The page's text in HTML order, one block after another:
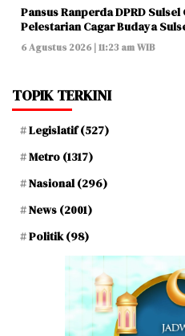
Pansus Ranperda DPRD
Pelestarian Cagar Budaya
6 Agustus 2026 | 11:23 am WIB
TOPIK TERKINI
Legislatif(527)
Metro (1317)
Nasional(296)
News (2001)
Politik(98)